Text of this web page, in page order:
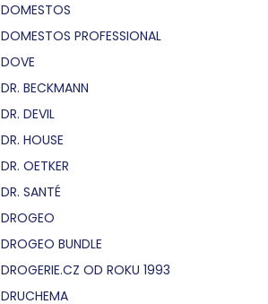
DOMESTOS
DOMESTOS PROFESSIONAL
DOVE
DR. BECKMANN
DR. DEVIL
DR. HOUSE
DR. OETKER
DR. SANTÉ
DROGEO
DROGEO BUNDLE
DROGERIE.CZ OD ROKU 1993
DRUCHEMA